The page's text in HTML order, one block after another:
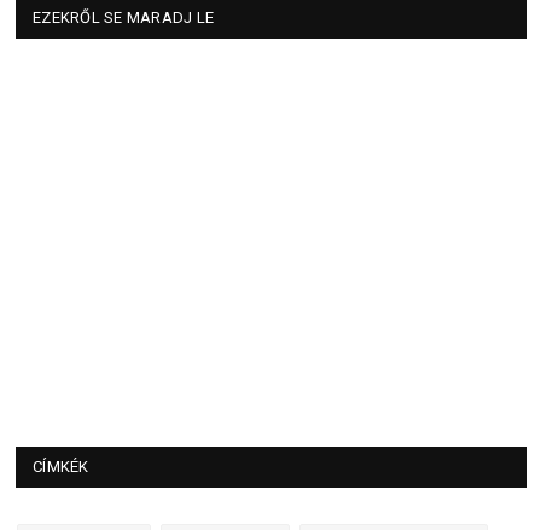
EZEKRŐL SE MARADJ LE
CÍMKÉK